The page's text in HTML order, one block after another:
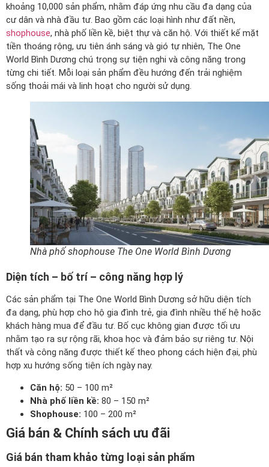
khoảng 10,000 sản phẩm, nhằm đáp ứng nhu cầu đa dạng của
cư dân và nhà đầu tư. Bao gồm các loại hình như đất nền,
shophouse, nhà phố liền kề, biệt thự và căn hộ. Với thiết kế mặt
tiền thoáng rộng, ưu tiên ánh sáng và gió tự nhiên, The One
World Bình Dương chú trọng sự tiện nghi và công năng trong
từng chi tiết. Mỗi loại sản phẩm đều hướng đến trải nghiệm
sống thoải mái và linh hoạt cho người sử dụng.
Nhà phố shophouse The One World Bình Dương
Diện tích – bố trí – công năng hợp lý
Các sản phẩm tại The One World Bình Dương sở hữu diện tích
đa dạng, phù hợp cho hộ gia đình trẻ, gia đình nhiều thế hệ hoặc
khách hàng mua để đầu tư. Bố cục không gian được tối ưu
nhằm tạo ra sự rộng rãi, khoa học và đảm bảo sự riêng tư. Nội
thất và công năng được thiết kế theo phong cách hiện đại, phù
hợp xu hướng sống tiện ích ngày nay.
Căn hộ: 50 – 100 m²
Nhà phố liền kề: 80 – 150 m²
Shophouse: 100 – 200 m²
Giá bán & Chính sách ưu đãi
Giá bán tham khảo từng loại sản phẩm